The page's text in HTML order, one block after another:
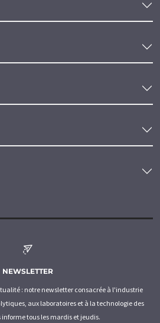
NEWSLETTER
: notre newsletter consacrée à l'industrie
aux laboratoires et à la technologie des
informe tous les mardis et jeudis.